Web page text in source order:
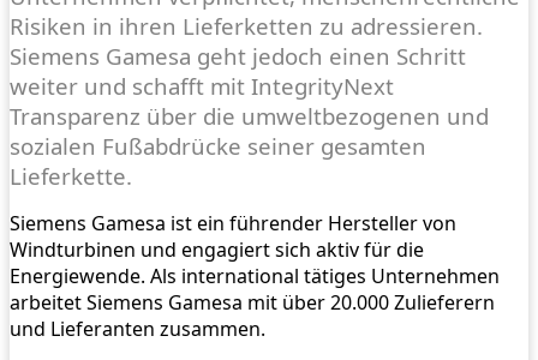
Risiken in ihren Lieferketten zu adressieren.
Siemens Gamesa geht jedoch einen Schritt
weiter und schafft mit IntegrityNext
Transparenz über die umweltbezogenen und
sozialen Fußabdrücke seiner gesamten
Lieferkette.
Siemens Gamesa ist ein führender Hersteller von
Windturbinen und engagiert sich aktiv für die
Energiewende. Als international tätiges Unternehmen
arbeitet Siemens Gamesa mit über 20.000 Zulieferern
und Lieferanten zusammen.